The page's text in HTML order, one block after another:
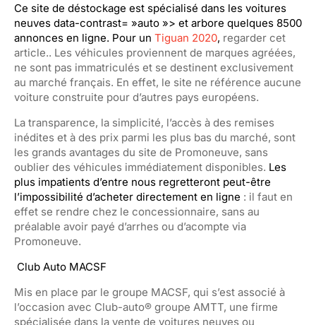
Ce site de déstockage est spécialisé dans les voitures
neuves data-contrast= »auto »> et arbore quelques 8500
annonces en ligne. Pour un Tiguan 2020, regarder cet
article.. Les véhicules proviennent de marques agréées,
ne sont pas immatriculés et se destinent exclusivement
au marché français. En effet, le site ne référence aucune
voiture construite pour d’autres pays européens.
La transparence, la simplicité, l’accès à des remises
inédites et à des prix parmi les plus bas du marché, sont
les grands avantages du site de Promoneuve, sans
oublier des véhicules immédiatement disponibles. Les
plus impatients d’entre nous regretteront peut-être
l’impossibilité d’acheter directement en ligne : il faut en
effet se rendre chez le concessionnaire, sans au
préalable avoir payé d’arrhes ou d’acompte via
Promoneuve.
Club Auto MACSF
Mis en place par le groupe MACSF, qui s’est associé à
l’occasion avec Club-auto® groupe AMTT, une firme
spécialisée dans la vente de voitures neuves ou